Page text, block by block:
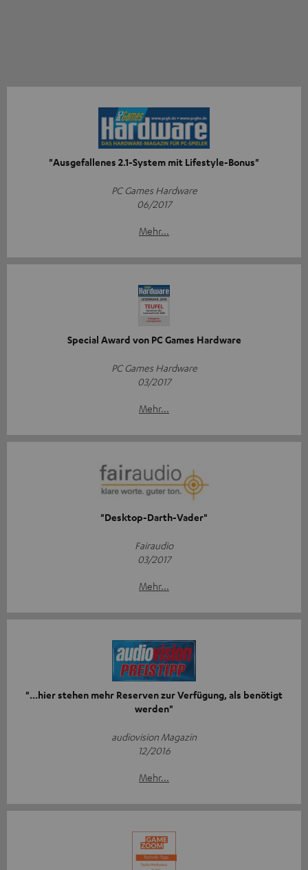
"Ausgefallenes 2.1-System mit Lifestyle-Bonus"
PC Games Hardware
06/2017
Mehr...
Special Award von PC Games Hardware
PC Games Hardware
03/2017
Mehr...
"Desktop-Darth-Vader"
Fairaudio
03/2017
Mehr...
"...hier stehen mehr Reserven zur Verfügung, als benötigt
werden"
audiovision Magazin
12/2016
Mehr...